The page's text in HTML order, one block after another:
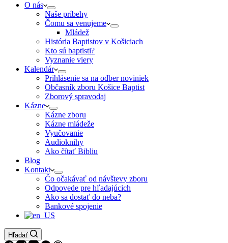
O nás
Naše príbehy
Čomu sa venujeme
Mládež
História Baptistov v Košiciach
Kto sú baptisti?
Vyznanie viery
Kalendár
Prihlásenie sa na odber noviniek
Občasník zboru Košice Baptist
Zborový spravodaj
Kázne
Kázne zboru
Kázne mládeže
Vyučovanie
Audioknihy
Ako čítať Bibliu
Blog
Kontakt
Čo očakávať od návštevy zboru
Odpovede pre hľadajúcich
Ako sa dostať do neba?
Bankové spojenie
Hľadať